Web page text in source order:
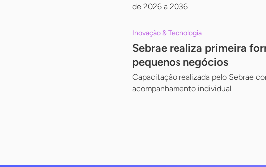
de 2026 a 2036
Inovação & Tecnologia
Sebrae realiza primeira
pequenos negócios
Capacitação realizada pelo Sebrae
acompanhamento individual